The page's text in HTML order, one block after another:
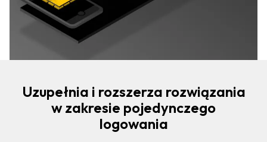
Uzupełnia i rozszerza rozwiązania
w zakresie pojedynczego
logowania